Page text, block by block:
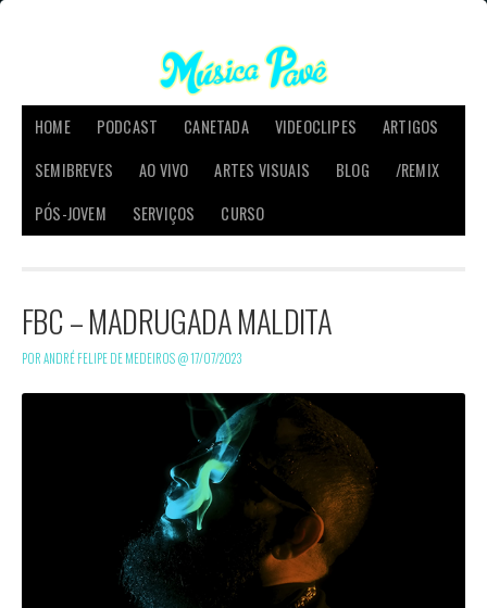
HOME PODCAST CANETADA VIDEOCLIPES
ARTIGOS
SEMIBREVES
AO VIVO ARTES VISUAIS BLOG
/REMIX
PÓS-JOVEM
SERVIÇOS CURSO
FBC – MADRUGADA MALDITA
POR ANDRÉ FELIPE DE MEDEIROS @17/07/2023